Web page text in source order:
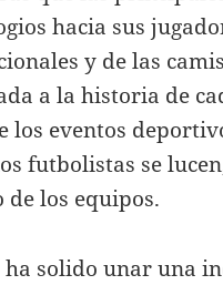
hacia sus
y de las
a la historia de
los eventos
futbolistas se
los equipos.
solido unar una